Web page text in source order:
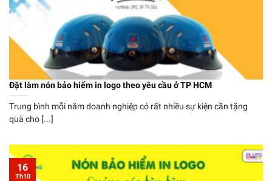
Đặt làm nón bảo hiểm in logo theo yêu cầu ở TP HCM
Trung bình mỗi năm doanh nghiệp có rất nhiều sự kiện cần tặng
quà cho [...]
16
Th10